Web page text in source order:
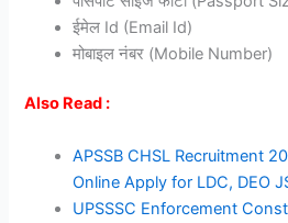
ईमेल Id (Email Id)
मोबाइल नंबर (Mobile Number)
Also Read :
APSSB CHSL Recruitment
Online Apply for LDC, DEO
UPSSSC Enforcement